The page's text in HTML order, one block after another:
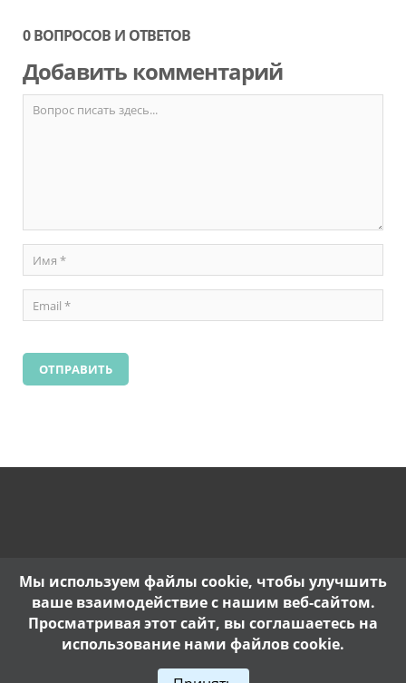
0 ВОПРОСОВ И ОТВЕТОВ
Добавить комментарий
Политика конфиденциальности
Мы используем файлы cookie, чтобы улучшить
ваше взаимодействие с нашим веб-сайтом.
Просматривая этот сайт, вы соглашаетесь на
использование нами файлов cookie.